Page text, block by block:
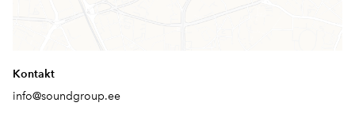
Kontakt
info@soundgroup.ee